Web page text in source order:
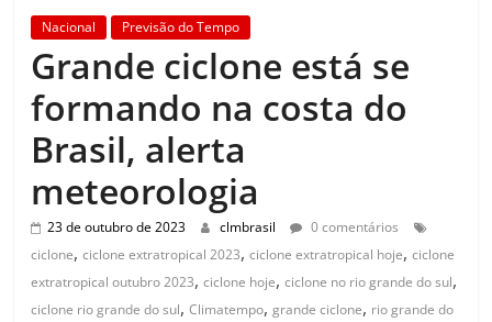
Nacional Previsão do Tempo
Grande ciclone está se
formando na costa do
Brasil, alerta
meteorologia
23 de outubro de 2023 clmbrasil
0 comentários
ciclone,ciclone extratropical 2023,ciclone extratropical hoje,ciclone
extratropical outubro 2023,ciclone hoje,ciclone no rio grande do sul,
ciclone rio grande do sul,Climatempo,grande ciclone, rio grande do